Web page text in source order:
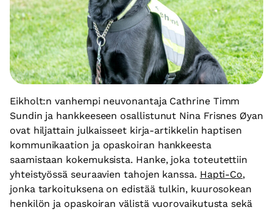
Eikholt:n vanhempi neuvonantaja Cathrine Timm
Sundin ja hankkeeseen osallistunut Nina Frisnes Øyan
ovat hiljattain julkaisseet kirja-artikkelin haptisen
kommunikaation ja opaskoiran hankkeesta
saamistaan kokemuksista. Hanke, joka toteutettiin
yhteistyössä seuraavien tahojen kanssa. Hapti-Co,
jonka tarkoituksena on edistää tulkin, kuurosokean
henkilön ja opaskoiran välistä vuorovaikutusta sekä